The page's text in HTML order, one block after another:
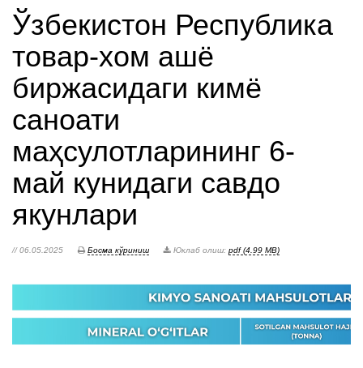
Ўзбекистон Республика
товар-хом ашё
биржасидаги кимё
саноати
маҳсулотларининг 6-
май кунидаги савдо
якунлари
// 06.05.2025 Босма кўриниш Юклаб олиш: pdf (4.99 MB)